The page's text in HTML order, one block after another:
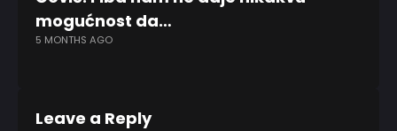
mogućnost da…
5 MONTHS AGO
Leave a Reply